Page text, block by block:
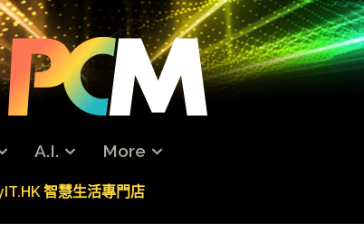
A.I. More
智慧生活專門店